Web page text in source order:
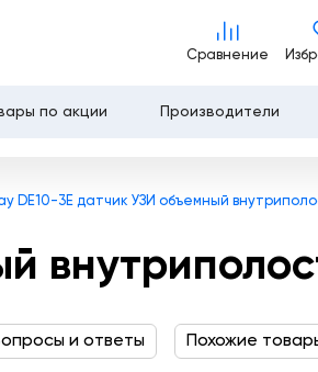
Сравнение
по акции Производители
DE10-3E датчик УЗИ объемный
Цена по
Запросить КП
и ответы Похожие